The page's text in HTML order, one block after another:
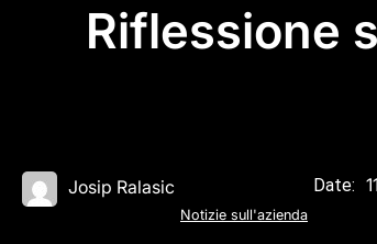
Riflessione
Josip Ralasic
Notizie sull'azienda
Date: